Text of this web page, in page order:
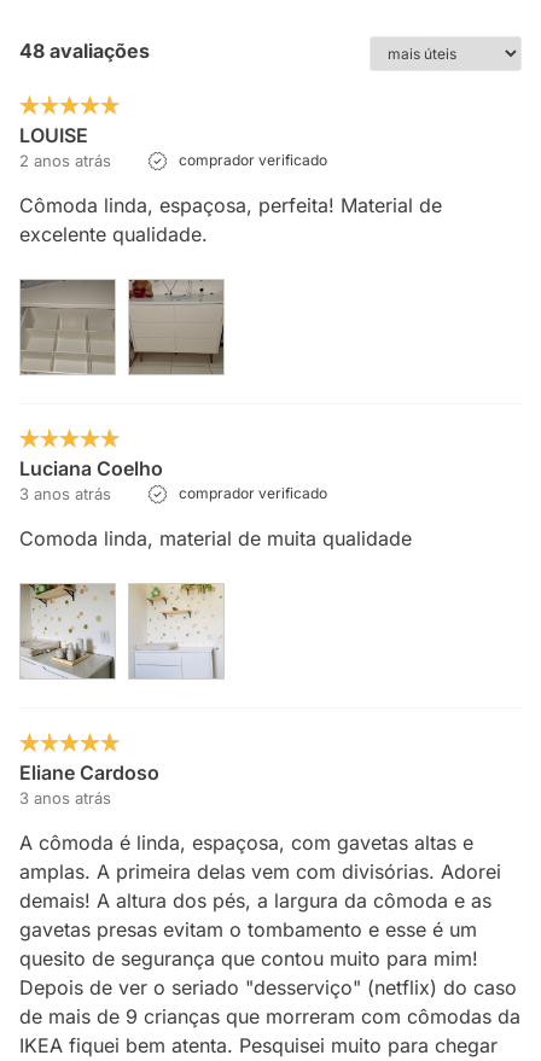
48 avaliações
LOUISE
2 anos atrás comprador verificado
Cômoda linda, espaçosa, perfeita! Material de
excelente qualidade.
Luciana Coelho
3 anos atrás comprador verificado
Comoda linda, material de muita qualidade
Eliane Cardoso
3 anos atrás
A cômoda é linda, espaçosa, com gavetas altas e
amplas. A primeira delas vem com divisórias. Adorei
demais! A altura dos pés, a largura da cômoda e as
gavetas presas evitam o tombamento e esse é um
quesito de segurança que contou muito para mim!
Depois de ver o seriado "desserviço" (netflix) do caso
de mais de 9 crianças que morreram com cômodas da
IKEA fiquei bem atenta. Pesquisei muito para chegar